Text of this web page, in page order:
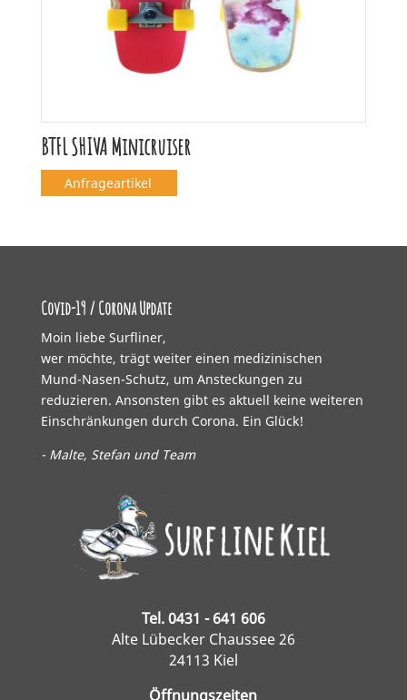
BTFL SHIVA Minicruiser
Anfrageartikel
Covid-19 / Corona Update
Moin liebe Surfliner,
wer möchte, trägt weiter einen medizinischen
Mund-Nasen-Schutz, um Ansteckungen zu
reduzieren. Ansonsten gibt es aktuell keine weiteren
Einschränkungen durch Corona. Ein Glück!
- Malte, Stefan und Team
Tel. 0431 - 641 606
Alte Lübecker Chaussee 26
24113 Kiel
Öffnungszeiten